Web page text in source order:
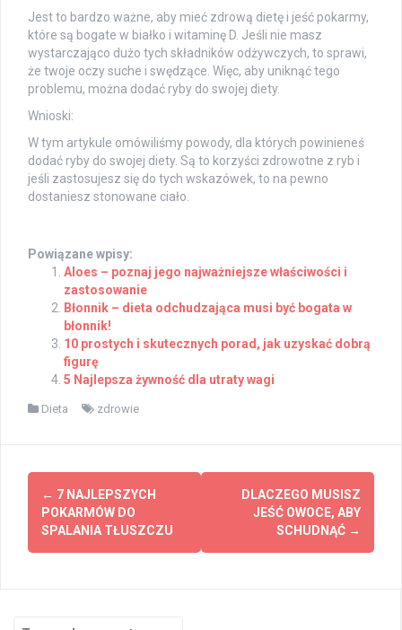
Jest to bardzo ważne, aby mieć zdrową dietę i jeść pokarmy,
które są bogate w białko i witaminę D. Jeśli nie masz
wystarczająco dużo tych składników odżywczych, to sprawi,
że twoje oczy suche i swędzące. Więc, aby uniknąć tego
problemu, można dodać ryby do swojej diety.
Wnioski:
W tym artykule omówiliśmy powody, dla których powinieneś
dodać ryby do swojej diety. Są to korzyści zdrowotne z ryb i
jeśli zastosujesz się do tych wskazówek, to na pewno
dostaniesz stonowane ciało.
Powiązane wpisy:
Aloes – poznaj jego najważniejsze właściwości i
zastosowanie
Błonnik – dieta odchudzająca musi być bogata w
błonnik!
10 prostych i skutecznych porad, jak uzyskać dobrą
figurę
5 Najlepsza żywność dla utraty wagi
Dieta zdrowie
Post
navigation
← 7 NAJLEPSZYCH
POKARMÓW DO
SPALANIA TŁUSZCZU
DLACZEGO MUSISZ
JEŚĆ OWOCE, ABY
SCHUDNĄĆ →